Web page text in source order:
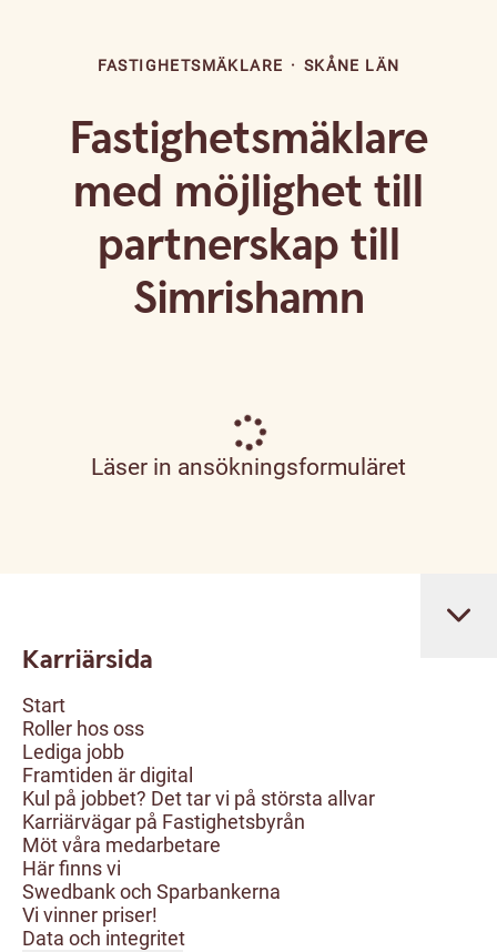
FASTIGHETSMÄKLARE · SKÅNE LÄN
Fastighetsmäklare
med möjlighet till
partnerskap till
Simrishamn
Läser in ansökningsformuläret
Karriärsida
Start
Roller hos oss
Lediga jobb
Framtiden är digital
Kul på jobbet? Det tar vi på största allvar
Karriärvägar på Fastighetsbyrån
Möt våra medarbetare
Här finns vi
Swedbank och Sparbankerna
Vi vinner priser!
Data och integritet